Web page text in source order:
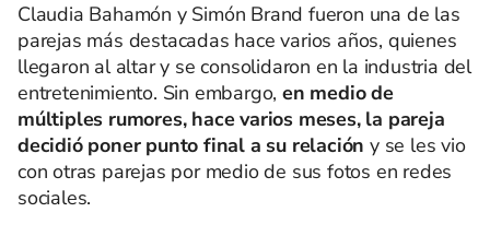
Claudia Bahamón y Simón Brand fueron una de las
parejas más destacadas hace varios años, quienes
llegaron al altar y se consolidaron en la industria del
entretenimiento. Sin embargo,en medio de
múltiples rumores, hace varios meses, la pareja
decidió poner punto final a su relación y se les vio
con otras parejas por medio de sus fotos en redes
sociales.